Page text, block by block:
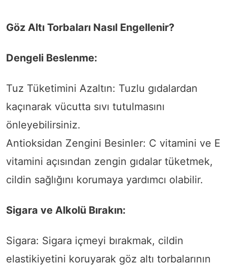
Göz Altı Torbaları Nasıl Engellenir?
Dengeli Beslenme:
Tuz Tüketimini Azaltın: Tuzlu gıdalardan
kaçınarak vücutta sıvı tutulmasını
önleyebilirsiniz.
Antioksidan Zengini Besinler: C vitamini ve E
vitamini açısından zengin gıdalar tüketmek,
cildin sağlığını korumaya yardımcı olabilir.
Sigara ve Alkolü Bırakın:
Sigara: Sigara içmeyi bırakmak, cildin
elastikiyetini koruyarak göz altı torbalarının